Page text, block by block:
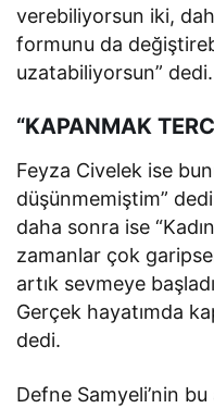
verebiliyorsun iki,
formunu da
uzatabiliyorsun” dedi.
“KAPANMAK
Feyza Civelek ise
düşünmemiştim”
daha sonra ise
zamanlar çok
artık sevmeye
Gerçek hayatımda
dedi.
Defne Samyeli’nin bu